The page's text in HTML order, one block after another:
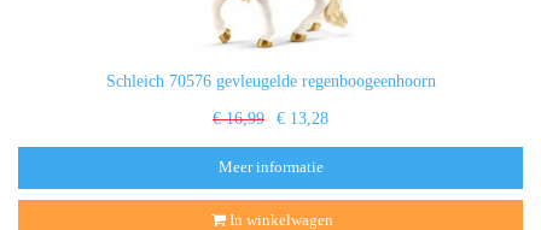
Schleich 70576 gevleugelde regenboogeenhoorn
€ 16,99 € 13,28
Meer informatie
In winkelwagen